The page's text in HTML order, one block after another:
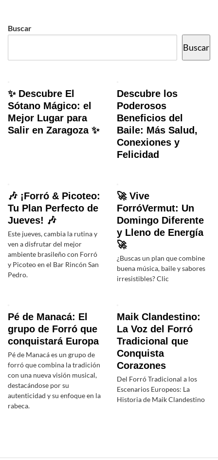
Buscar
Buscar
✨ Descubre El
Sótano Mágico: el
Mejor Lugar para
Salir en Zaragoza ✨
Descubre los
Poderosos
Beneficios del
Baile: Más Salud,
Conexiones y
Felicidad
🎶 ¡Forró & Picoteo:
Tu Plan Perfecto de
Jueves! 🎶
Este jueves, cambia la rutina y
ven a disfrutar del mejor
ambiente brasileño con Forró
y Picoteo en el Bar Rincón San
Pedro.
🚀 Vive
ForróVermut: Un
Domingo Diferente
y Lleno de Energía
🚀
¿Buscas un plan que combine
buena música, baile y sabores
irresistibles? Clic
Pé de Manacá: El
grupo de Forró que
conquistará Europa
Pé de Manacá es un grupo de
forró que combina la tradición
con una nueva visión musical,
destacándose por su
autenticidad y su enfoque en la
rabeca.
Maik Clandestino:
La Voz del Forró
Tradicional que
Conquista
Corazones
Del Forró Tradicional a los
Escenarios Europeos: La
Historia de Maik Clandestino